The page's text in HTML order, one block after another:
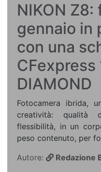
NIKON Z8:
gennaio in
con una
CFexpress
DIAMOND
Fotocamera ibrida,
creatività: qualità
flessibilità, in un
peso contenuto, per
Autore:
Redazione